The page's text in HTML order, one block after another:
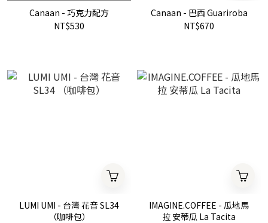
Canaan - 巧克力配方
NT$530
Canaan - 巴西 Guariroba
NT$670
LUMI UMI - 台灣 花音 SL34
（咖啡包）
IMAGINE.COFFEE - 瓜地馬
拉 安蒂瓜 La Tacita